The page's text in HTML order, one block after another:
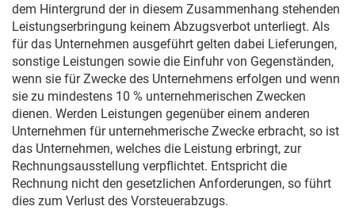
dem Hintergrund der in diesem Zusammenhang stehenden
Leistungserbringung keinem Abzugsverbot unterliegt. Als
für das Unternehmen ausgeführt gelten dabei Lieferungen,
sonstige Leistungen sowie die Einfuhr von Gegenständen,
wenn sie für Zwecke des Unternehmens erfolgen und wenn
sie zu mindestens 10 % unternehmerischen Zwecken
dienen. Werden Leistungen gegenüber einem anderen
Unternehmen für unternehmerische Zwecke erbracht, so ist
das Unternehmen, welches die Leistung erbringt, zur
Rechnungsausstellung verpflichtet. Entspricht die
Rechnung nicht den gesetzlichen Anforderungen, so führt
dies zum Verlust des Vorsteuerabzugs.